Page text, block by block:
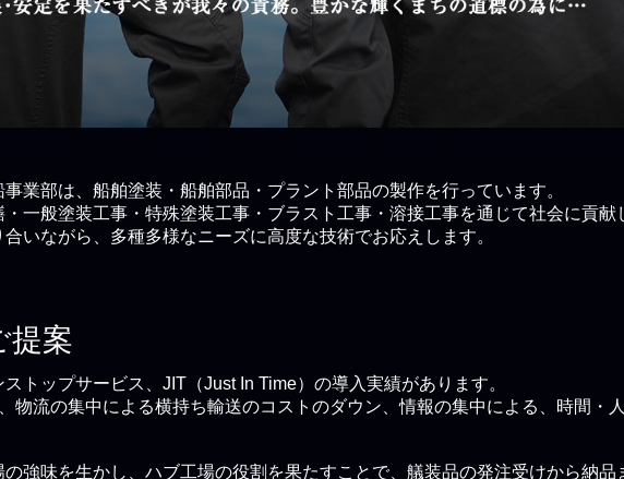
業部は、船舶塗装・船舶部品・プラント部品の製作を行っています。
一般塗装工事・特殊塗装工事・ブラスト工事・溶接工事を通じて社会に貢献
いながら、多種多様なニーズに高度な技術でお応えします。
案
ップサービス、JIT（Just In Time）の導入実績があります。
物流の集中による横持ち輸送のコストのダウン、情報の集中による、時間・
味を生かし、ハブ工場の役割を果たすことで、艤装品の発注受けから納品